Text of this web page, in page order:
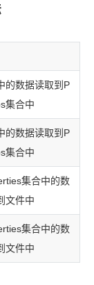
的数据读取到 P
集合中
的数据读取到 P
集合中
集合中的数
文件中
集合中的数
文件中